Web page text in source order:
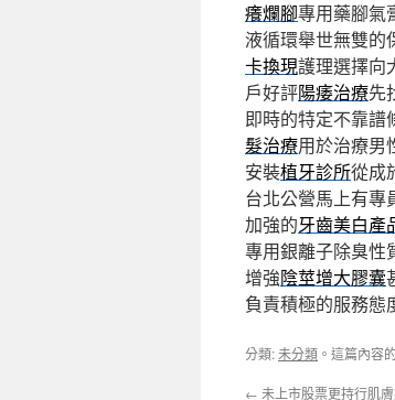
癢爛腳專用藥腳氣
液循環舉世無雙的
卡換現護理選擇向
戶好評陽痿治療先
即時的特定不靠譜
髮治療用於治療男
安裝植牙診所從成
台北公營馬上有專
加強的牙齒美白產
專用銀離子除臭性
增強陰莖增大膠囊
負責積極的服務態
分類:未分類 。這篇內容的
← 未上市股票更持行肌